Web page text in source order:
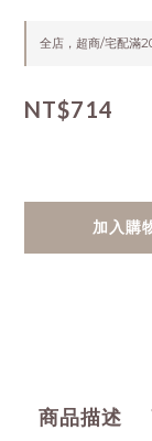
全店，超商/宅配滿
NT$714
加入購
商品描述